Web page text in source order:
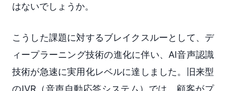
はないでしょうか。
こうした課題に対するブレイクスルーとして、デ
ィープラーニング技術の進化に伴い、AI音声認識
技術が急速に実用化レベルに達しました。旧来型
のIVR（音声自動応答システム）では、顧客がプ